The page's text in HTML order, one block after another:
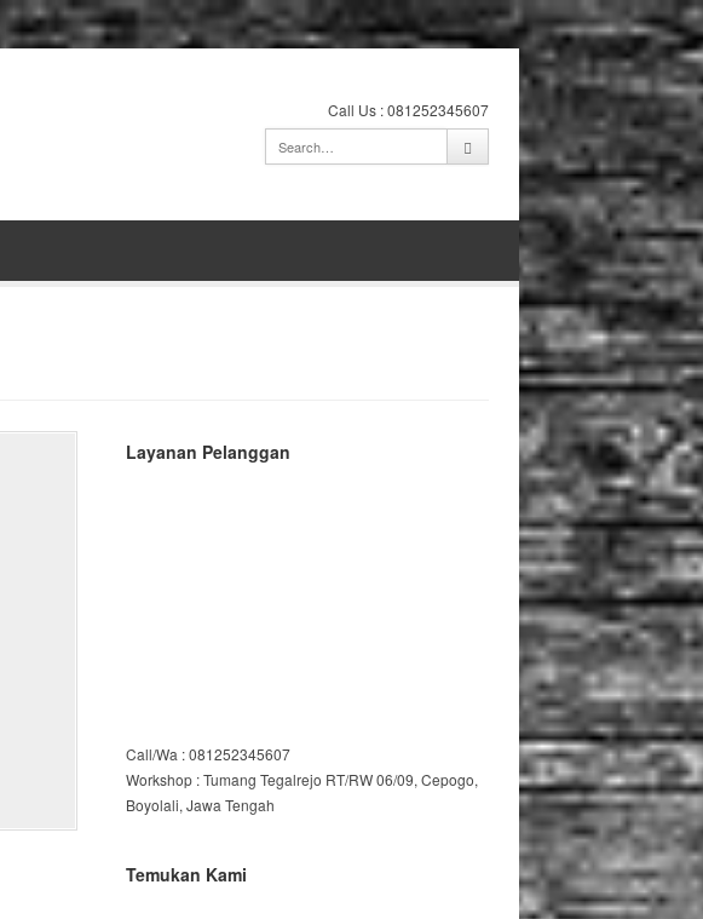
Call Us : 081252345607
Layanan Pelanggan
Call/Wa : 081252345607
Workshop : Tumang Tegalrejo RT/RW 06/09, Cepogo,
Boyolali, Jawa Tengah
Temukan Kami